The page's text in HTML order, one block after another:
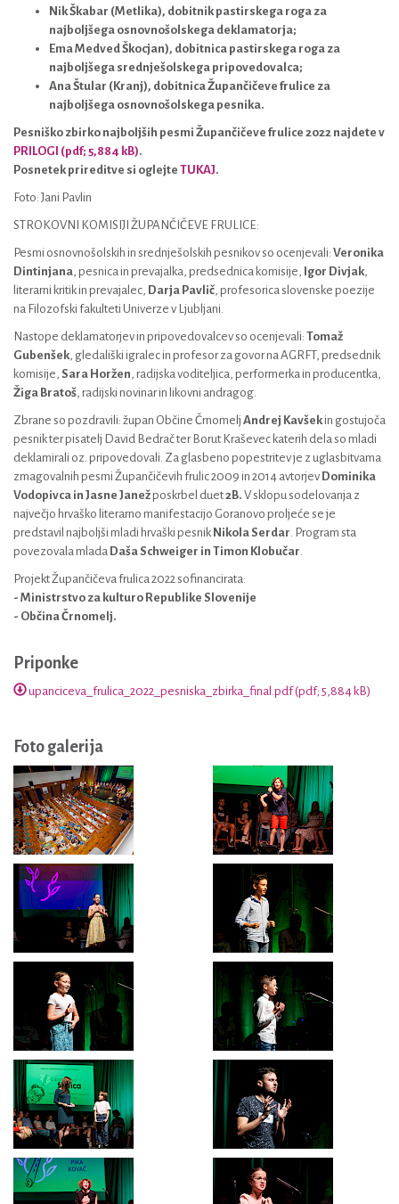
Nik Škabar (Metlika), dobitnik pastirskega roga za
najboljšega osnovnošolskega deklamatorja;
Ema Medved Škocjan), dobitnica pastirskega roga za
najboljšega srednješolskega pripovedovalca;
Ana Štular (Kranj), dobitnica Župančičeve frulice za
najboljšega osnovnošolskega pesnika.
Pesniško zbirko najboljših pesmi Župančičeve frulice 2022 najdete v
PRILOGI (pdf; 5,884 kB).
Posnetek prireditve si oglejte TUKAJ.
Foto: Jani Pavlin
STROKOVNI KOMISIJI ŽUPANČIČEVE FRULICE:
Pesmi osnovnošolskih in srednješolskih pesnikov so ocenjevali: Veronika
Dintinjana, pesnica in prevajalka, predsednica komisije, Igor Divjak,
literarni kritik in prevajalec, Darja Pavlič, profesorica slovenske poezije
na Filozofski fakulteti Univerze v Ljubljani.
Nastope deklamatorjev in pripovedovalcev so ocenjevali: Tomaž
Gubenšek, gledališki igralec in profesor za govor na AGRFT, predsednik
komisije, Sara Horžen, radijska voditeljica, performerka in producentka,
Žiga Bratoš, radijski novinar in likovni andragog.
Zbrane so pozdravili: župan Občine Črnomelj Andrej Kavšekin gostujoča
pesnik ter pisatelj David Bedrač ter Borut Kraševec katerih dela so mladi
deklamirali oz. pripovedovali. Za glasbeno popestritev je z uglasbitvama
zmagovalnih pesmi Župančičevih frulic 2009 in 2014 avtorjev Dominika
Vodopivca in Jasne Janežposkrbel duet2B. V sklopu sodelovanja z
največjo hrvaško literarno manifestacijo Goranovo proljeće se je
predstavil najboljši mladi hrvaški pesnik Nikola Serdar. Program sta
povezovala mlada Daša Schweiger in Timon Klobučar.
Projekt Župančičeva frulica 2022 sofinancirata:
- Ministrstvo za kulturo Republike Slovenije
- Občina Črnomelj.
Priponke
upanciceva_frulica_2022_pesniska_zbirka_final.pdf (pdf; 5,884 kB)
Foto galerija